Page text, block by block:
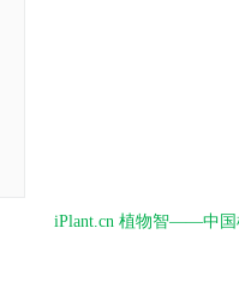
iPlant.cn 植物智——中国